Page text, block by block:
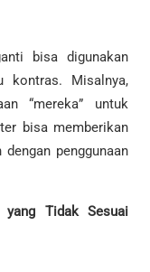
bisa digunakan
kontras. Misalnya,
“mereka” untuk
bisa memberikan
penggunaan
yang Tidak Sesuai